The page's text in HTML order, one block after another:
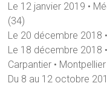
Le 12 janvier 2019 •
(34)
Le 20 décembre 2018
Le 18 décembre 2018
Carpantier •
Du 8 au 12 octobre